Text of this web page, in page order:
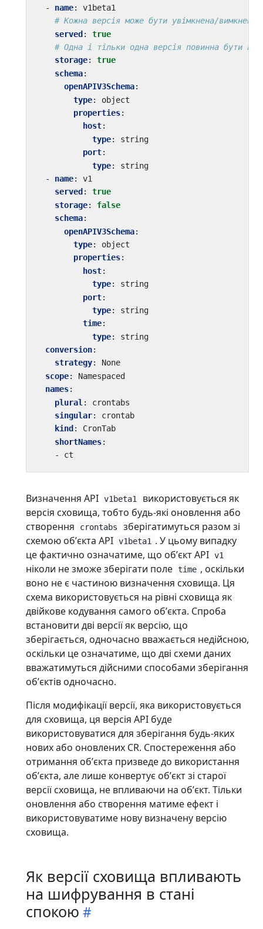
- name:
v1beta1
# Кожна версія може бути увімкнена/
served :
true
# Одна і тільки одна версія повинна бути
storage:
true
schema:
openAPIV3Schema:
type:
object
properties:
host:
type:
string
port:
type:
string
- name:
v1
served :
true
storage:
false
schema:
openAPIV3Schema:
type:
object
properties:
host:
type:
string
port:
type:
string
time:
type:
string
conversion:
strategy:
None
scope:
Namespaced
names:
plural :
crontabs
singular:
crontab
kind :
CronTab
shortNames:
- ct
Визначення API v1beta1
використовується як
версія сховища, тобто будь-які оновлення або
створення
crontabs
зберігатимуться разом зі
схемою обʼєкта API v1beta1 . У цьому випадку
це фактично означатиме, що обʼєкт API v1
ніколи не зможе зберігати поле time , оскільки
воно не є частиною визначення сховища. Ця
схема використовується на рівні сховища як
двійкове кодування самого обʼєкта. Спроба
встановити дві версії як версію, що
зберігається, одночасно вважається недійсною,
оскільки це означатиме, що дві схеми даних
вважатимуться дійсними способами зберігання
обʼєктів одночасно.
Після модифікації версії, яка використовується
для сховища, ця версія API буде
використовуватися для зберігання будь-яких
нових або оновлених CR. Спостереження або
отримання обʼєкта призведе до використання
обʼєкта, але лише конвертує обʼєкт зі старої
версії сховища, не впливаючи на обʼєкт. Тільки
оновлення або створення матиме ефект і
використовуватиме нову визначену версію
сховища.
Як версії сховища впливають
на шифрування в стані
спокою